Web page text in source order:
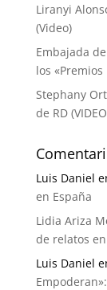
Liranyi
(Video)
Embajada
los
Stephany
de RD
Luis Daniel
en España
Lidia Ariza
de relatos
Luis Daniel